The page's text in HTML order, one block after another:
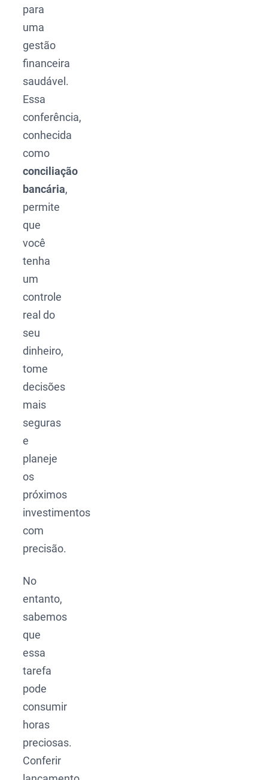
para
uma
gestão
financeira
saudável.
Essa
conferência,
conhecida
como
conciliação
bancária,
permite
que
você
tenha
um
controle
real do
seu
dinheiro,
tome
decisões
mais
seguras
e
planeje
os
próximos
investimentos
com
precisão.
No
entanto,
sabemos
que
essa
tarefa
pode
consumir
horas
preciosas.
Conferir